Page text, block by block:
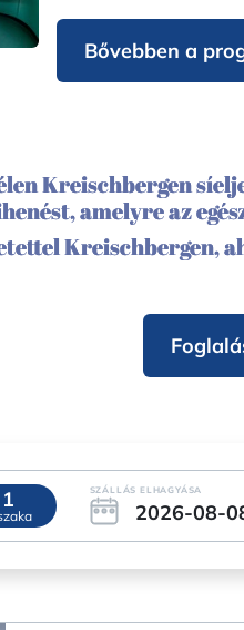
Bővebben a
Kreischbergen
amelyre az
Kreischbergen,
1 SZÁLLÁS ELHAGYÁSA
2026-08-